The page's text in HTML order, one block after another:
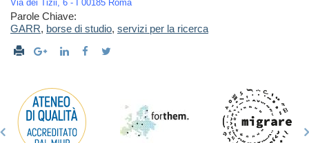
Via dei Tizii, 6 - I 00185 Roma
Parole Chiave:
GARR, borse di studio, servizi per la ricerca